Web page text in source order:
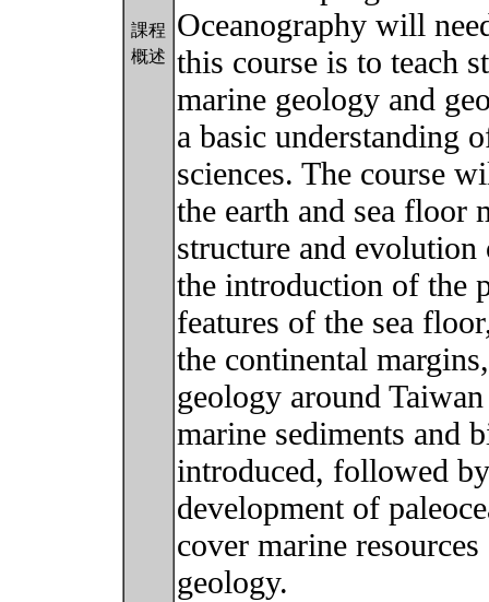
課程
概述
Oceanography will
this course is to teach
marine geology and
a basic understanding
sciences. The course
the earth and sea floor
structure and evolution
the introduction of the
features of the sea
the continental
geology around
marine sediments and
introduced, followed
development of
cover marine
geology.